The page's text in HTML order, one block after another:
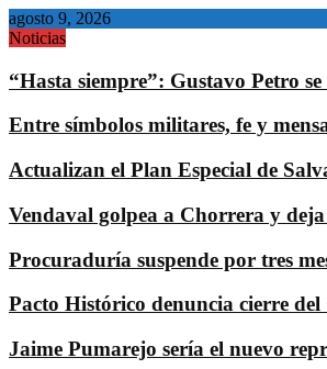
agosto 9, 2026
Noticias
“Hasta siempre”: Gustavo Petro
Entre símbolos militares, fe y
Actualizan el Plan Especial de
Vendaval golpea a Chorrera y
Procuraduría suspende por tres
Pacto Histórico denuncia cierre
Jaime Pumarejo sería el nuevo